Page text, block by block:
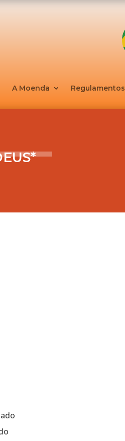
A Moenda Regulamentos